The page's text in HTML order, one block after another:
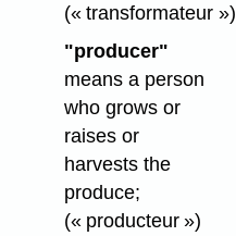
(« transformateur »)
"producer"
means a person
who grows or
raises or
harvests the
produce;
(« producteur »)